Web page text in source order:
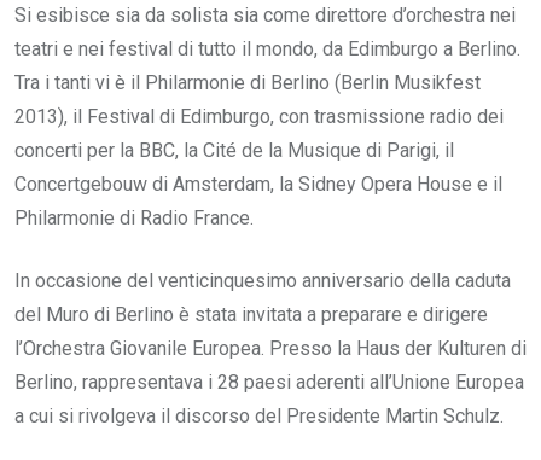
Si esibisce sia da solista sia come direttore d’orchestra nei
teatri e nei festival di tutto il mondo, da Edimburgo a Berlino.
Tra i tanti vi è il Philarmonie di Berlino (Berlin Musikfest
2013), il Festival di Edimburgo, con trasmissione radio dei
concerti per la BBC, la Cité de la Musique di Parigi, il
Concertgebouw di Amsterdam, la Sidney Opera House e il
Philarmonie di Radio France.
In occasione del venticinquesimo anniversario della caduta
del Muro di Berlino è stata invitata a preparare e dirigere
l’Orchestra Giovanile Europea. Presso la Haus der Kulturen di
Berlino, rappresentava i 28 paesi aderenti all’Unione Europea
a cui si rivolgeva il discorso del Presidente Martin Schulz.